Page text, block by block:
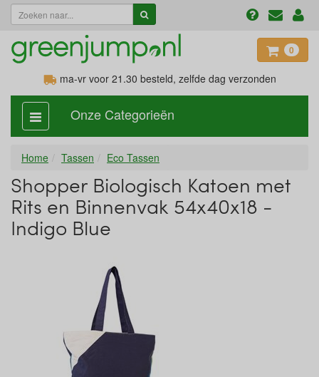
0
ma-vr voor 21.30 besteld, zelfde dag verzonden
categorie
aan,
Onze Categorieën
Home Tassen Eco Tassen
Shopper Biologisch Katoen met
Rits en Binnenvak 54x40x18 -
Indigo Blue